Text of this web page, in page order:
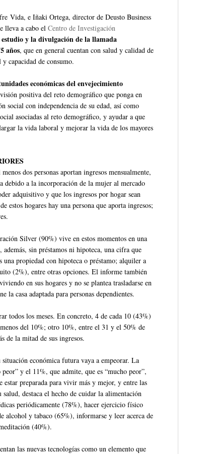
Vida, e Iñaki Ortega, director de Deusto Business
lleva a cabo el Centro de Investigación
y la divulgación de la llamada
años, que en general cuentan con salud y calidad de
capacidad de consumo.
económicas del envejecimiento
positiva del reto demográfico que ponga en
social con independencia de su edad, así como
asociadas al reto demográfico, y ayudar a que
la vida laboral y mejorar la vida de los mayores
dos personas aportan ingresos mensualmente,
debido a la incorporación de la mujer al mercado
adquisitivo y que los ingresos por hogar sean
estos hogares hay una persona que aporta ingresos;
Silver (90%) vive en estos momentos en una
sin préstamos ni hipoteca, una cifra que
propiedad con hipoteca o préstamo; alquiler a
(2%), entre otras opciones. El informe también
en sus hogares y no se plantea trasladarse en
casa adaptada para personas dependientes.
todos los meses. En concreto, 4 de cada 10 (43%)
del 10%; otro 10%, entre el 31 y el 50% de
de la mitad de sus ingresos.
económica futura vaya a empeorar. La
y el 11%, que admite, que es “mucho peor”,
estar preparada para vivir más y mejor, y entre las
destaca el hecho de cuidar la alimentación
periódicamente (78%), hacer ejercicio físico
alcohol y tabaco (65%), informarse y leer acerca de
(40%).
las nuevas tecnologías como un elemento que